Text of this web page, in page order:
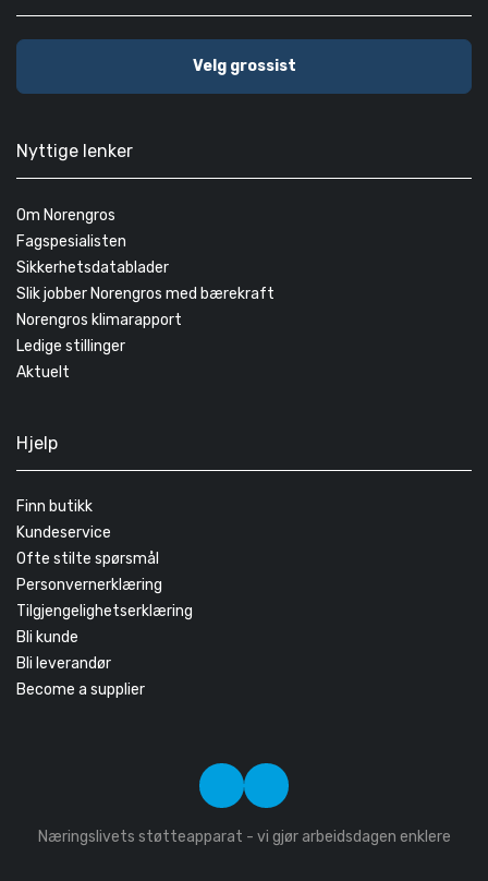
Velg grossist
Nyttige lenker
Om Norengros
Fagspesialisten
Sikkerhetsdatablader
Slik jobber Norengros med bærekraft
Norengros klimarapport
Ledige stillinger
Aktuelt
Hjelp
Finn butikk
Kundeservice
Ofte stilte spørsmål
Personvernerklæring
Tilgjengelighetserklæring
Bli kunde
Bli leverandør
Become a supplier
Næringslivets støtteapparat - vi gjør arbeidsdagen enklere